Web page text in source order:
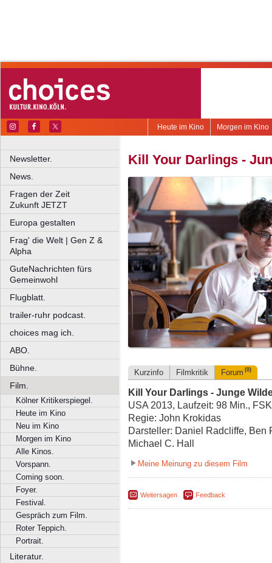
Morgen im Kino
Heute im Kino
Newsletter.
News.
Fragen der Zeit
Zukunft JETZT
Europa gestalten
Frag' die Welt | Gen Z &
Alpha
GuteNachrichten fürs
Gemeinwohl
Flugblatt.
trailer-ruhr podcast.
choices mag ich.
ABO.
Bühne.
Film.
Kölner Kritikerspiegel.
Heute im Kino
Neu im Kino
Morgen im Kino
Alle Kinos.
Vorspann.
Coming soon.
Foyer.
Festival.
Gespräch zum Film.
Roter Teppich.
Portrait.
Literatur.
Kill Your Darlings -
Kurzinfo Filmkritik Forum (0)
Kill Your Darlings - Junge
USA 2013, Laufzeit: 98 Min.,
Regie: John Krokidas
Darsteller: Daniel Radcliffe, Ben
Michael C. Hall
Meine Meinung zu diesem Film
Weitersagen Feedback